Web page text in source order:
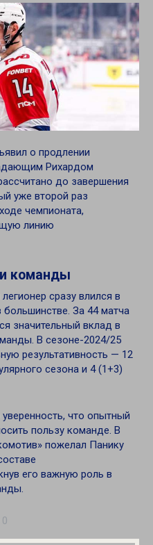
о продлении
Рихардом
до завершения
уже второй раз
чемпионата,
линию
команды
сразу влился в
большинстве. За 44 матча
значительный вклад в
В сезоне-2024/25
результативность — 12
сезона и 4 (1+3)
что опытный
пользу команде. В
пожелал Панику
его важную роль в